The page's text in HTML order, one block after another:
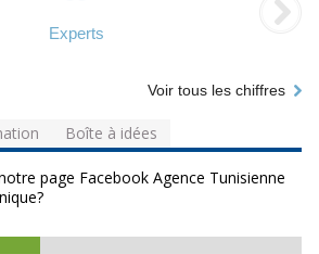
Experts
Voir tous les chiffres
Boîte à idées
page Facebook Agence Tunisienne